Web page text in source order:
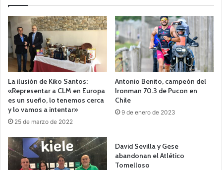
La ilusión de Kiko Santos:
«Representar a CLM en Europa
es un sueño, lo tenemos cerca
y lo vamos a intentar»
25 de marzo de 2022
Antonio Benito, campeón del
Ironman 70.3 de Pucon en
Chile
9 de enero de 2023
David Sevilla y Gese
abandonan el Atlético
Tomelloso